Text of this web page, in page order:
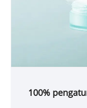
100%